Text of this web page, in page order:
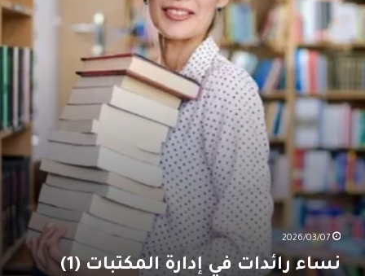
المكتبات
2026/03/07
نساء رائدات في إِدارة المكتبات (1)